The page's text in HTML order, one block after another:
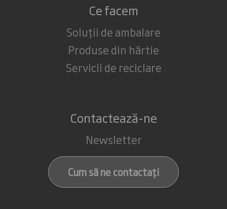
Ce facem
Soluții de ambalare
Produse din hârtie
Servicii de reciclare
Contactează-ne
Newsletter
Cum să ne contactați